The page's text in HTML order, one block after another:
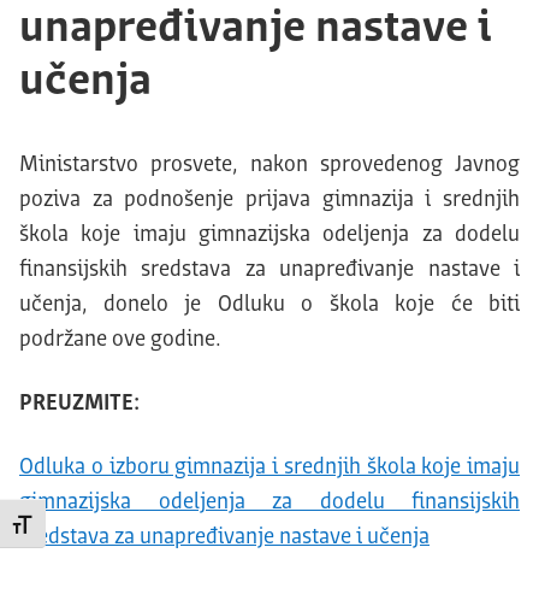
Promeni veličinu slova
unapređivanje nastave i
učenja
Ministarstvo prosvete, nakon sprovedenog Javnog
poziva za podnošenje prijava gimnazija i srednjih
škola koje imaju gimnazijska odeljenja za dodelu
finansijskih sredstava za unapređivanje nastave i
učenja, donelo je Odluku o škola koje će biti
podržane ove godine.
PREUZMITE:
Odluka o izboru gimnazija i srednjih škola koje imaju
gimnazijska odeljenja za dodelu finansijskih
sredstava za unapređivanje nastave i učenja